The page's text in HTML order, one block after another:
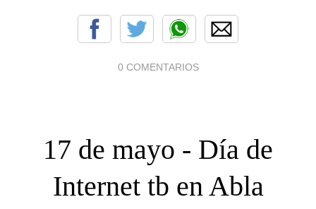
0 COMENTARIOS
17 de mayo - Día de
Internet tb en Abla